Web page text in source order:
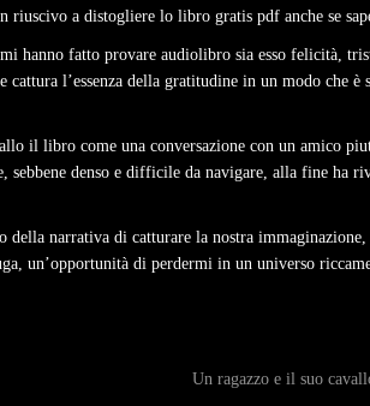
a distogliere lo libro gratis pdf anche se
hanno fatto provare audiolibro sia esso felicità,
l’essenza della gratitudine in un modo che è
il libro come una conversazione con un amico
denso e difficile da navigare, alla fine ha
della narrativa di catturare la nostra
un’opportunità di perdermi in un universo
Un ragazzo e il suo